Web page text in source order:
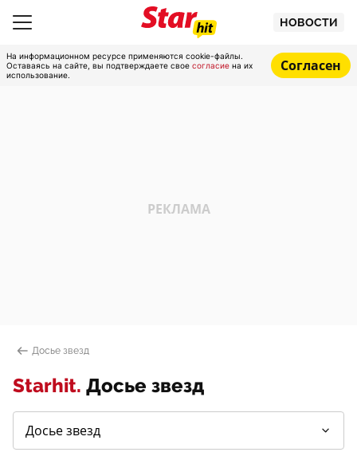
НОВОСТИ
На информационном ресурсе применяются cookie-файлы.
Оставаясь на сайте, вы подтверждаете свое согласие на их
использование.
Согласен
Досье звезд
Starhit. Досье звезд